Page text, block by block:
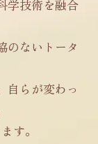
学技術を融合
のないトータ
自らが変わっ
す。